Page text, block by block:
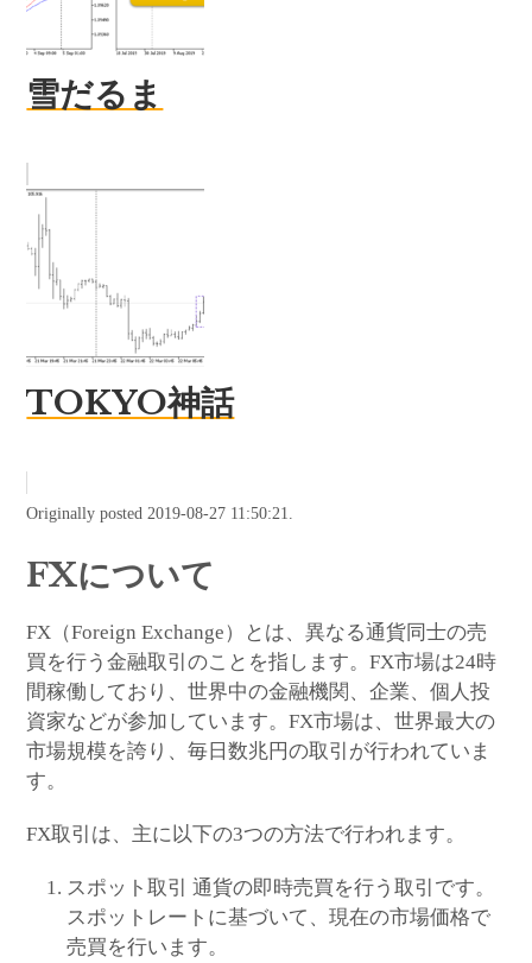
雪だるま
TOKYO神話
Originally posted 2019-08-27 11:50:21.
FXについて
FX（Foreign Exchange）とは、異なる通貨同士の売
買を行う金融取引のことを指します。FX市場は24時
間稼働しており、世界中の金融機関、企業、個人投
資家などが参加しています。FX市場は、世界最大の
市場規模を誇り、毎日数兆円の取引が行われていま
す。
FX取引は、主に以下の3つの方法で行われます。
スポット取引 通貨の即時売買を行う取引です。
スポットレートに基づいて、現在の市場価格で
売買を行います。